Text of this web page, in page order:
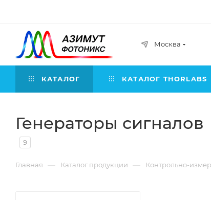
Москва
КАТАЛОГ КАТАЛОГ THORLABS
Генераторы сигналов
9
Главная — Каталог продукции — Контрольно-